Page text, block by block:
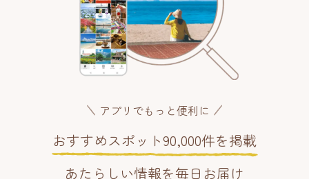
アプリでもっと便利に
おすすめスポット90,000件を掲載
あたらしい情報を毎日お届け